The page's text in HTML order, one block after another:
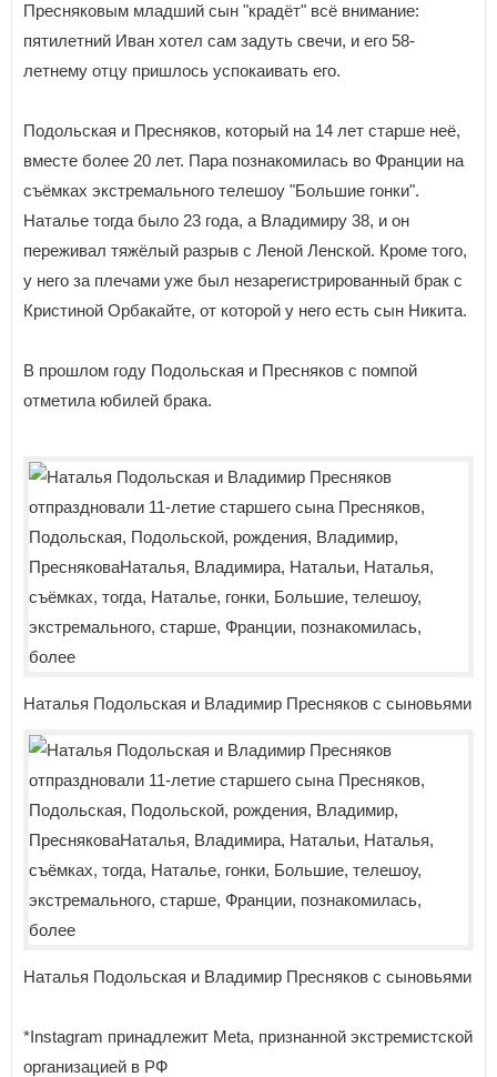
Пресняковым младший сын "крадёт" всё внимание:
пятилетний Иван хотел сам задуть свечи, и его 58-
летнему отцу пришлось успокаивать его.
Подольская и Пресняков, который на 14 лет старше неё,
вместе более 20 лет. Пара познакомилась во Франции на
съёмках экстремального телешоу "Большие гонки".
Наталье тогда было 23 года, а Владимиру 38, и он
переживал тяжёлый разрыв с Леной Ленской. Кроме того,
у него за плечами уже был незарегистрированный брак с
Кристиной Орбакайте, от которой у него есть сын Никита.
В прошлом году Подольская и Пресняков с помпой
отметила юбилей брака.
Наталья Подольская и Владимир Пресняков с сыновьями
Наталья Подольская и Владимир Пресняков с сыновьями
*Instagram принадлежит Meta, признанной экстремистской
организацией в РФ